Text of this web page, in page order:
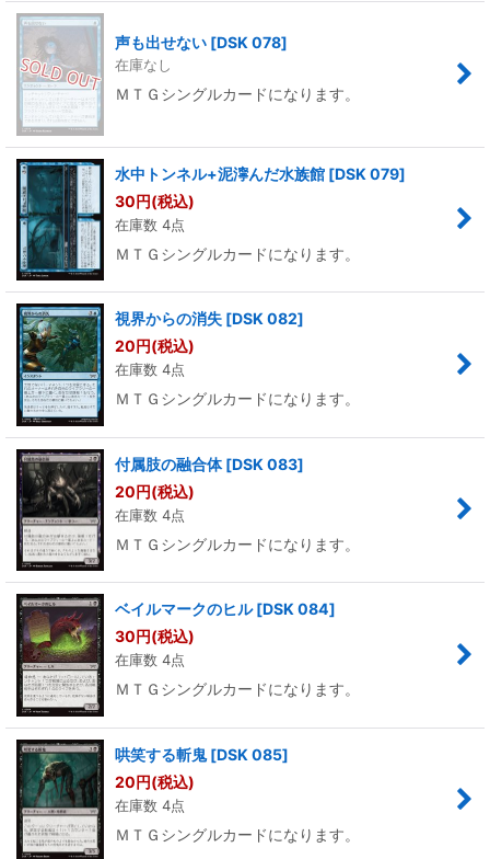
声も出せない [DSK 078]
在庫なし
ＭＴＧシングルカードになります。
水中トンネル+泥濘んだ水族館 [DSK 079]
30円(税込)
在庫数 4点
ＭＴＧシングルカードになります。
視界からの消失 [DSK 082]
20円(税込)
在庫数 4点
ＭＴＧシングルカードになります。
付属肢の融合体 [DSK 083]
20円(税込)
在庫数 4点
ＭＴＧシングルカードになります。
ベイルマークのヒル [DSK 084]
30円(税込)
在庫数 4点
ＭＴＧシングルカードになります。
哄笑する斬鬼 [DSK 085]
20円(税込)
在庫数 4点
ＭＴＧシングルカードになります。